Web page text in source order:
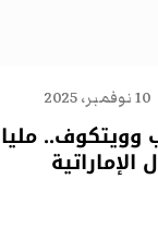
10 نوفمبر، 2025
وويتكوف..
الإماراتية